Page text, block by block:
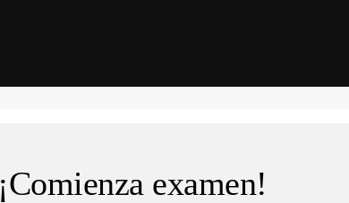
¡Comienza examen!